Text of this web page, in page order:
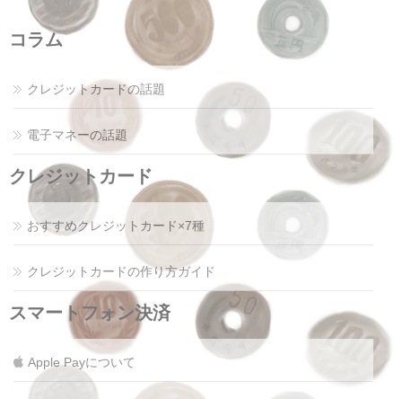
コラム
クレジットカードの話題
電子マネーの話題
クレジットカード
おすすめクレジットカード×7種
クレジットカードの作り方ガイド
スマートフォン決済
Apple Payについて